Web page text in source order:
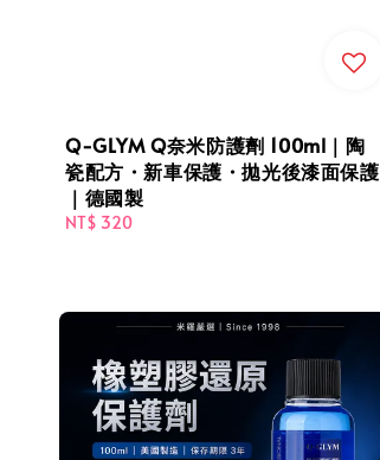
Q-GLYM Q奈米防護劑 100ml｜陶
瓷配方・新車保護・拋光後漆面保護
｜德國製
Regular
NT$ 320